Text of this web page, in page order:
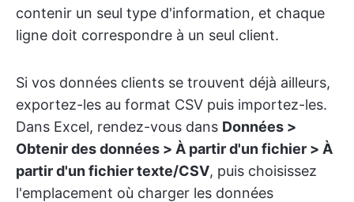
contenir un seul type d'information, et chaque
ligne doit correspondre à un seul client.
Si vos données clients se trouvent déjà ailleurs,
exportez-les au format CSV puis importez-les.
Dans Excel, rendez-vous dans Données >
Obtenir des données > À partir d'un fichier > À
partir d'un fichier texte/CSV, puis choisissez
l'emplacement où charger les données